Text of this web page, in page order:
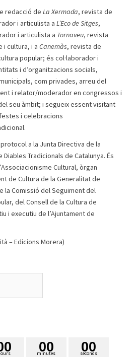
redacció de La Xermada, revista de
i articulista a L’Eco de Sitges,
i articulista a Tornaveu, revista
i cultura, i a Canemàs, revista de
popular; és col·laborador i
i d’organitzacions socials,
com privades, arreu del
i relator/moderador en congressos i
seu àmbit; i segueix essent visitant
i celebracions
a la Junta Directiva de la
Tradicionals de Catalunya. És
Cultural, òrgan
de Cultura de la Generalitat de
la Comissió del Seguiment del
del Consell de la Cultura de
i executiu de l’Ajuntament de
– Edicions Morera)
0 minutes
00 seconds
00